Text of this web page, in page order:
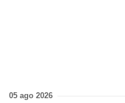
05 ago 2026